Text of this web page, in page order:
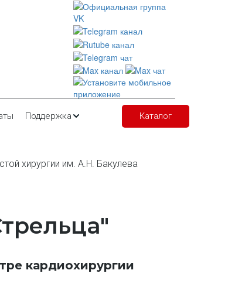
Поддержка Каталог
хирургии им. А.Н. Бакулева
кардиохирургии